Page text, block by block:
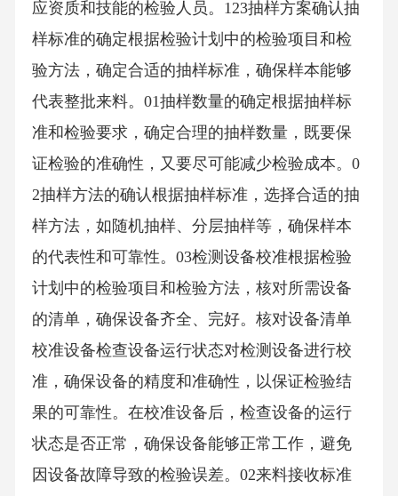
应资质和技能的检验人员。123抽样方案确认抽
样标准的确定根据检验计划中的检验项目和检
验方法，确定合适的抽样标准，确保样本能够
代表整批来料。01抽样数量的确定根据抽样标
准和检验要求，确定合理的抽样数量，既要保
证检验的准确性，又要尽可能减少检验成本。0
2抽样方法的确认根据抽样标准，选择合适的抽
样方法，如随机抽样、分层抽样等，确保样本
的代表性和可靠性。03检测设备校准根据检验
计划中的检验项目和检验方法，核对所需设备
的清单，确保设备齐全、完好。核对设备清单
校准设备检查设备运行状态对检测设备进行校
准，确保设备的精度和准确性，以保证检验结
果的可靠性。在校准设备后，检查设备的运行
状态是否正常，确保设备能够正常工作，避免
因设备故障导致的检验误差。02来料接收标准